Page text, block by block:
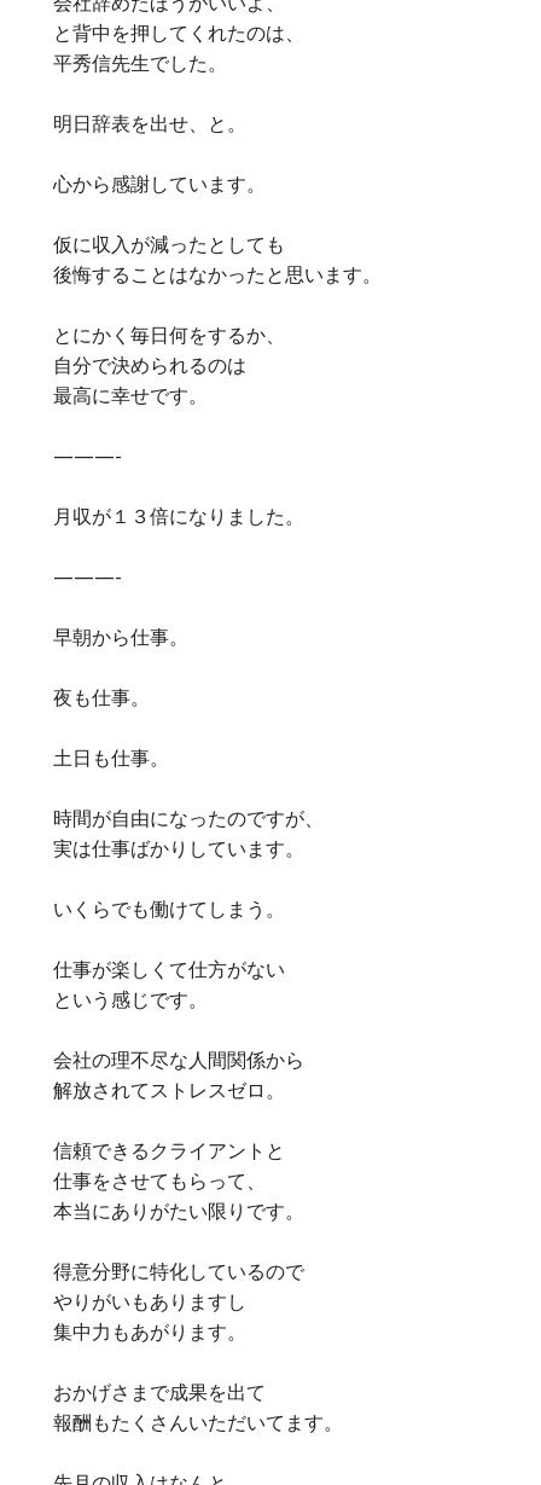
と背中を押してくれたのは、
平秀信先生でした。
明日辞表を出せ、と。
心から感謝しています。
仮に収入が減ったとしても
後悔することはなかったと思います。
とにかく毎日何をするか、
自分で決められるのは
最高に幸せです。
———-
月収が１３倍になりました。
———-
早朝から仕事。
夜も仕事。
土日も仕事。
時間が自由になったのですが、
実は仕事ばかりしています。
いくらでも働けてしまう。
仕事が楽しくて仕方がない
という感じです。
会社の理不尽な人間関係から
解放されてストレスゼロ。
信頼できるクライアントと
仕事をさせてもらって、
本当にありがたい限りです。
得意分野に特化しているので
やりがいもありますし
集中力もあがります。
おかげさまで成果を出て
報酬もたくさんいただいてます。